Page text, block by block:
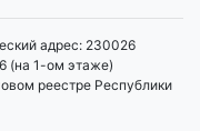
адрес: 230026
(на 1-ом этаже)
реестре Республики